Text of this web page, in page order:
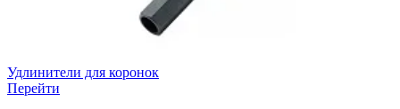
Удлинители для коронок
Перейти